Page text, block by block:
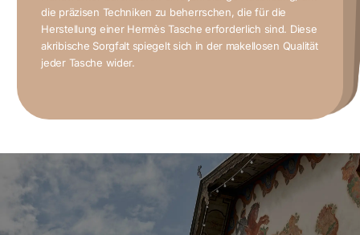
die präzisen Techniken zu beherrschen, die für die
Herstellung einer Hermès Tasche erforderlich sind. Diese
akribische Sorgfalt spiegelt sich in der makellosen Qualität
jeder Tasche wider.
entsprechen.
Statussymbole anerkannt. Ihre schlichten, aber raffinierten Designs machen sie vielseitig und klassisch zugleich.
einzigartig.
auf dem Zweitmarkt oft Preise, die weit über dem
erbringen oft Rekordpreise bei Auktionen.
Hermès Taschen sind mehr als Accessoires – sie sind
Symbole von Status, Geschmack und Exklusivität. Nur
Tasche zu besitzen, was ihren Kultstatus weiter verstärkt.
Synonym für Luxus und Handwerkskunst entwickelt.
von Geschichte und Authentizität.
Eine Hermès Tasche ist somit nicht nur ein modisches
Statement, sondern auch ein Ausdruck von
Handwerkskunst, Exklusivität und zeitloser Eleganz.